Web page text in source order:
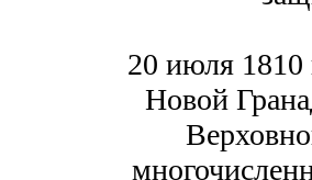
20 июля 1810
Новой